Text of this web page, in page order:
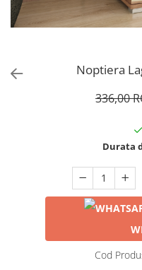
Noptiera
336,00
Durata
Cod